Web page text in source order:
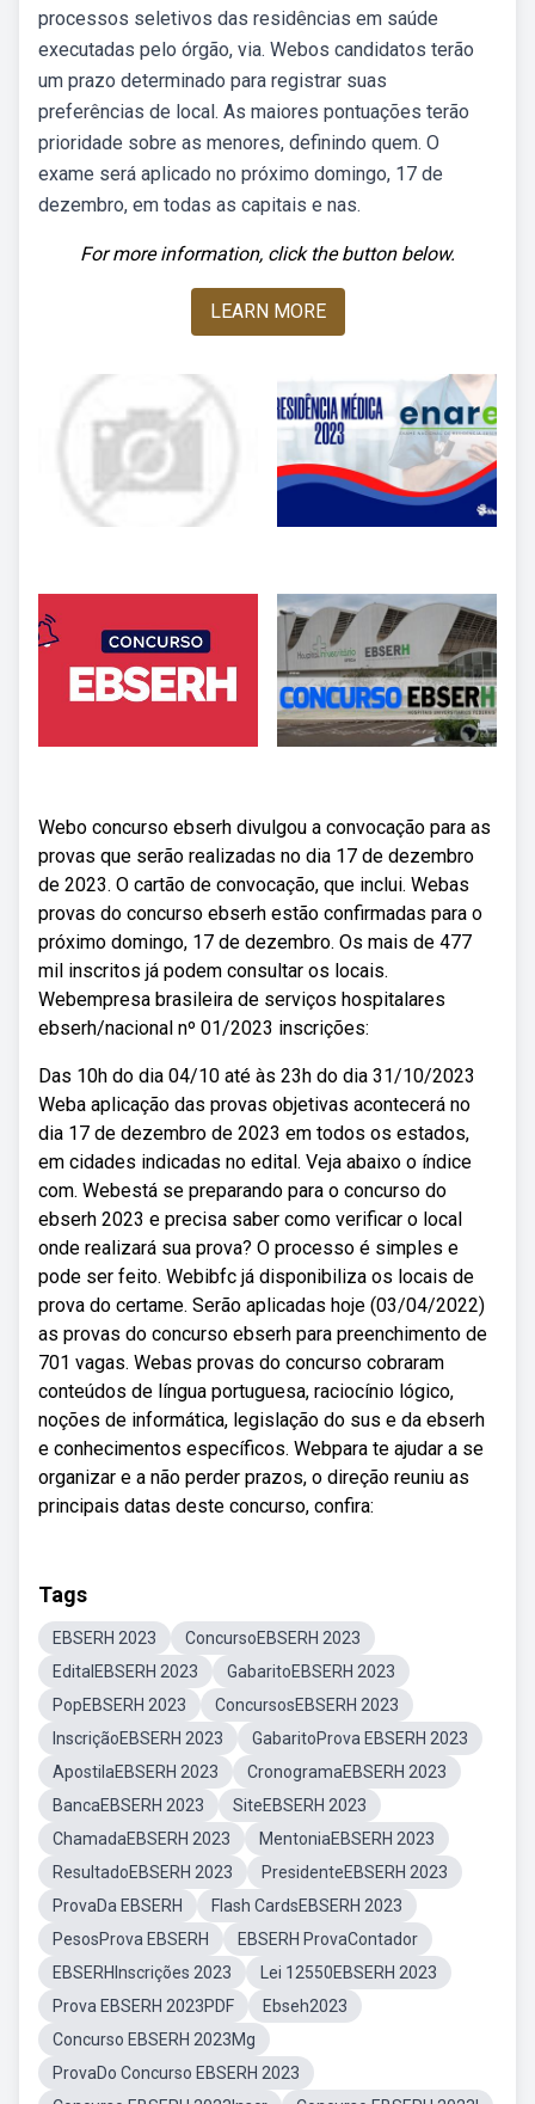
processos seletivos das residências em saúde
executadas pelo órgão, via. Webos candidatos terão
um prazo determinado para registrar suas
preferências de local. As maiores pontuações terão
prioridade sobre as menores, definindo quem. O
exame será aplicado no próximo domingo, 17 de
dezembro, em todas as capitais e nas.
For more information, click the button below.
LEARN MORE
Webo concurso ebserh divulgou a convocação para as
provas que serão realizadas no dia 17 de dezembro
de 2023. O cartão de convocação, que inclui. Webas
provas do concurso ebserh estão confirmadas para o
próximo domingo, 17 de dezembro. Os mais de 477
mil inscritos já podem consultar os locais.
Webempresa brasileira de serviços hospitalares
ebserh/nacional nº 01/2023 inscrições:
Das 10h do dia 04/10 até às 23h do dia 31/10/2023
Weba aplicação das provas objetivas acontecerá no
dia 17 de dezembro de 2023 em todos os estados,
em cidades indicadas no edital. Veja abaixo o índice
com. Webestá se preparando para o concurso do
ebserh 2023 e precisa saber como verificar o local
onde realizará sua prova? O processo é simples e
pode ser feito. Webibfc já disponibiliza os locais de
prova do certame. Serão aplicadas hoje (03/04/2022)
as provas do concurso ebserh para preenchimento de
701 vagas. Webas provas do concurso cobraram
conteúdos de língua portuguesa, raciocínio lógico,
noções de informática, legislação do sus e da ebserh
e conhecimentos específicos. Webpara te ajudar a se
organizar e a não perder prazos, o direção reuniu as
principais datas deste concurso, confira:
Tags
EBSERH 2023
ConcursoEBSERH 2023
EditalEBSERH 2023
GabaritoEBSERH 2023
PopEBSERH 2023
ConcursosEBSERH 2023
InscriçãoEBSERH 2023
GabaritoProva EBSERH 2023
ApostilaEBSERH 2023
CronogramaEBSERH 2023
BancaEBSERH 2023
SiteEBSERH 2023
ChamadaEBSERH 2023
MentoniaEBSERH 2023
ResultadoEBSERH 2023
PresidenteEBSERH 2023
ProvaDa EBSERH
Flash CardsEBSERH 2023
PesosProva EBSERH
EBSERH ProvaContador
EBSERHInscrições 2023
Lei 12550EBSERH 2023
Prova EBSERH 2023PDF
Ebseh2023
Concurso EBSERH 2023Mg
ProvaDo Concurso EBSERH 2023